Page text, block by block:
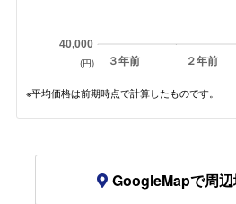
３年前 ２年前
40,000
(円)
※平均価格は前期時点で計算したものです。
GoogleMapで周